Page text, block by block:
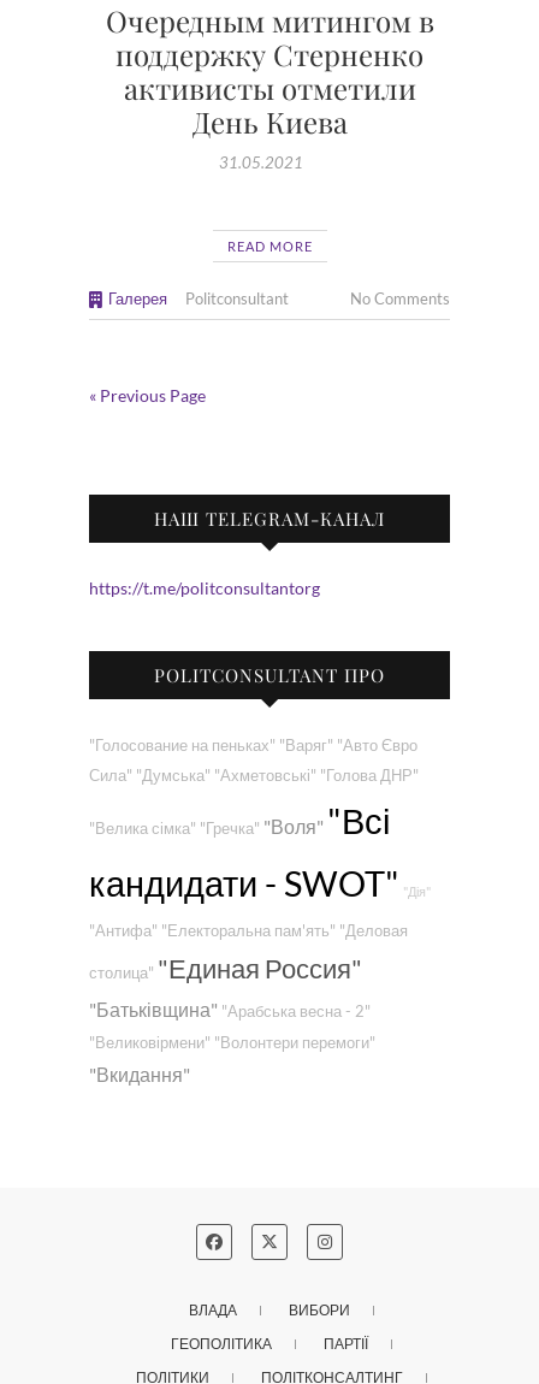
Очередным митингом в
поддержку Стерненко
активисты отметили
День Киева
31.05.2021
READ MORE
Галерея Politconsultant No Comments
« Previous Page
НАШ TELEGRAM-КАНАЛ
https://t.me/politconsultantorg
POLITCONSULTANT ПРО
"Голосование на пеньках" "Варяг" "Авто Євро
Сила" "Думська" "Ахметовські" "Голова ДНР"
"Велика сімка" "Гречка" "Воля" "Всі
кандидати - SWOT" "Дія"
"Антифа" "Електоральна пам'ять" "Деловая
столица" "Единая Россия"
"Батьківщина" "Арабська весна - 2"
"Великовірмени" "Волонтери перемоги"
"Вкидання"
ВЛАДА
ВИБОРИ
ГЕОПОЛІТИКА
ПАРТІЇ
ПОЛІТИКИ
ПОЛІТКОНСАЛТИНГ